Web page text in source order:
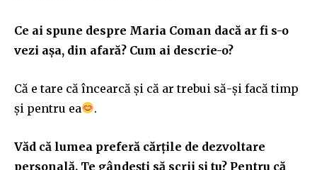
Ce ai spune despre Maria Coman dacă ar fi s-o
vezi așa, din afară? Cum ai descrie-o?
Că e tare că încearcă și că ar trebui să-și facă timp
și pentru ea
.
Văd că lumea preferă cărțile de dezvoltare
personală. Te gândești să scrii și tu? Pentru că